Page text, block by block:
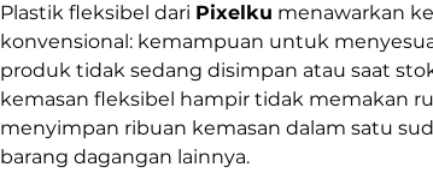
Plastik fleksibel dari Pixelku menawarkan
konvensional: kemampuan untuk
produk tidak sedang disimpan atau saat
kemasan fleksibel hampir tidak memakan
menyimpan ribuan kemasan dalam satu
barang dagangan lainnya.